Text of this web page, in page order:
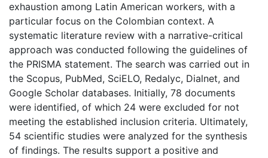
exhaustion among Latin American workers, with a
particular focus on the Colombian context. A
systematic literature review with a narrative-critical
approach was conducted following the guidelines of
the PRISMA statement. The search was carried out in
the Scopus, PubMed, SciELO, Redalyc, Dialnet, and
Google Scholar databases. Initially, 78 documents
were identified, of which 24 were excluded for not
meeting the established inclusion criteria. Ultimately,
54 scientific studies were analyzed for the synthesis
of findings. The results support a positive and